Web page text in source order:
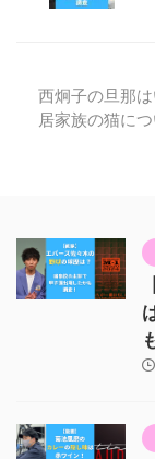
西炯子の旦那
居家族の猫に